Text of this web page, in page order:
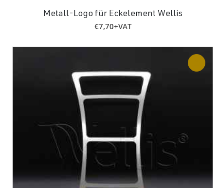
Metall-Logo für Eckelement Wellis
€7,70+VAT